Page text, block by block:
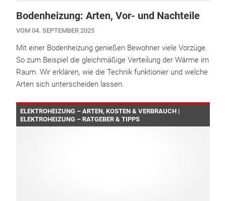
Bodenheizung: Arten, Vor- und Nachteile
VOM 04. SEPTEMBER 2025
Mit einer Bodenheizung genießen Bewohner viele Vorzüge.
So zum Beispiel die gleichmäßige Verteilung der Wärme im
Raum. Wir erklären, wie die Technik funktionier und welche
Arten sich unterscheiden lassen.
ELEKTROHEIZUNG – ARTEN, KOSTEN & VERBRAUCH |
ELEKTROHEIZUNG – RATGEBER & TIPPS